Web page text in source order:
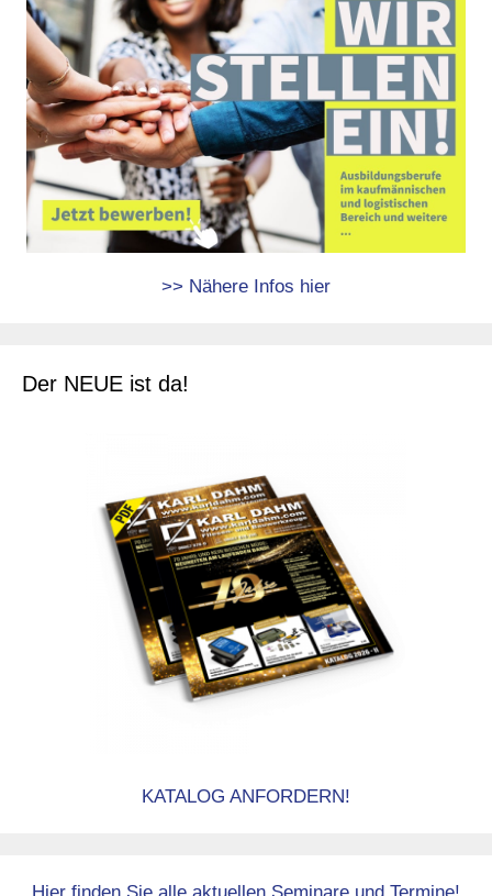
>> Nähere Infos hier
Der NEUE ist da!
KATALOG ANFORDERN!